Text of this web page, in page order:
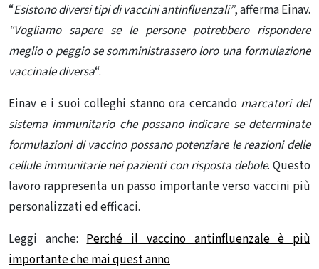
“Esistono diversi tipi di vaccini antinfluenzali”, afferma Einav.
“Vogliamo sapere se le persone potrebbero rispondere
meglio o peggio se somministrassero loro una formulazione
vaccinale diversa“.
Einav e i suoi colleghi stanno ora cercando marcatori del
sistema immunitario che possano indicare se determinate
formulazioni di vaccino possano potenziare le reazioni delle
cellule immunitarie nei pazienti con risposta debole. Questo
lavoro rappresenta un passo importante verso vaccini più
personalizzati ed efficaci.
Leggi anche: Perché il vaccino antinfluenzale è più
importante che mai quest anno